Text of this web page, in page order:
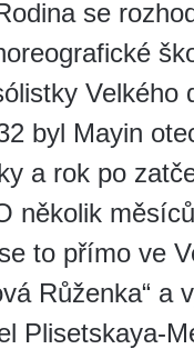
se
Velkého
byl Mayin
a rok po
několik
to přímo ve
Růženka“ a
Plisetskaya-